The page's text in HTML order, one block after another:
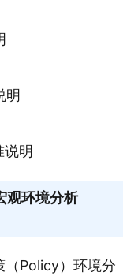
明
说明
观环境分析
（Policy）环境分